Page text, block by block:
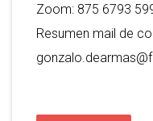
Zoom: 875 6793
Resumen mail de